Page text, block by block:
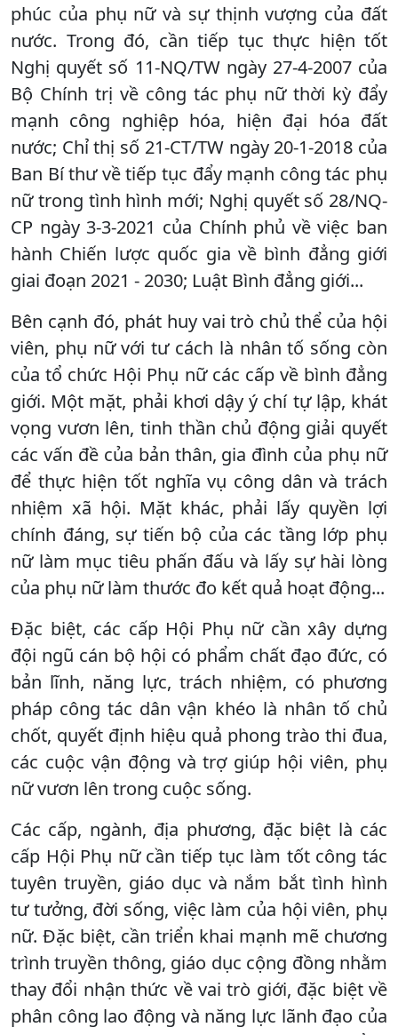
phúc của phụ nữ và sự thịnh vượng của đất
nước. Trong đó, cần tiếp tục thực hiện tốt
Nghị quyết số 11-NQ/TW ngày 27-4-2007 của
Bộ Chính trị về công tác phụ nữ thời kỳ đẩy
mạnh công nghiệp hóa, hiện đại hóa đất
nước; Chỉ thị số 21-CT/TW ngày 20-1-2018 của
Ban Bí thư về tiếp tục đẩy mạnh công tác phụ
nữ trong tình hình mới; Nghị quyết số 28/NQ-
CP ngày 3-3-2021 của Chính phủ về việc ban
hành Chiến lược quốc gia về bình đẳng giới
giai đoạn 2021 - 2030; Luật Bình đẳng giới...
Bên cạnh đó, phát huy vai trò chủ thể của hội
viên, phụ nữ với tư cách là nhân tố sống còn
của tổ chức Hội Phụ nữ các cấp về bình đẳng
giới. Một mặt, phải khơi dậy ý chí tự lập, khát
vọng vươn lên, tinh thần chủ động giải quyết
các vấn đề của bản thân, gia đình của phụ nữ
để thực hiện tốt nghĩa vụ công dân và trách
nhiệm xã hội. Mặt khác, phải lấy quyền lợi
chính đáng, sự tiến bộ của các tầng lớp phụ
nữ làm mục tiêu phấn đấu và lấy sự hài lòng
của phụ nữ làm thước đo kết quả hoạt động...
Đặc biệt, các cấp Hội Phụ nữ cần xây dựng
đội ngũ cán bộ hội có phẩm chất đạo đức, có
bản lĩnh, năng lực, trách nhiệm, có phương
pháp công tác dân vận khéo là nhân tố chủ
chốt, quyết định hiệu quả phong trào thi đua,
các cuộc vận động và trợ giúp hội viên, phụ
nữ vươn lên trong cuộc sống.
Các cấp, ngành, địa phương, đặc biệt là các
cấp Hội Phụ nữ cần tiếp tục làm tốt công tác
tuyên truyền, giáo dục và nắm bắt tình hình
tư tưởng, đời sống, việc làm của hội viên, phụ
nữ. Đặc biệt, cần triển khai mạnh mẽ chương
trình truyền thông, giáo dục cộng đồng nhằm
thay đổi nhận thức về vai trò giới, đặc biệt về
phân công lao động và năng lực lãnh đạo của